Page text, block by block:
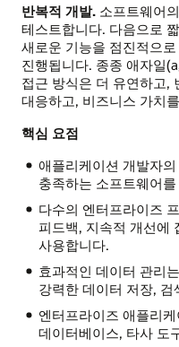
반복적 개발. 소프트웨어
테스트합니다. 다음으로
새로운 기능을 점진적으
진행됩니다. 종종 애자일
접근 방식은 더 유연하고,
대응하고, 비즈니스 가치
핵심 요점
애플리케이션 개발자
충족하는 소프트웨어
다수의 엔터프라이즈
피드백, 지속적 개선에
사용합니다.
효과적인 데이터 관리
강력한 데이터 저장,
엔터프라이즈 애플리
데이터베이스, 타사 도